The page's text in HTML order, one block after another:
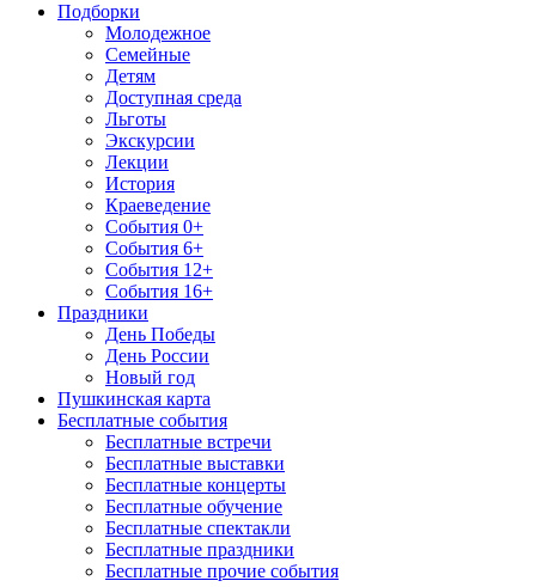
Подборки
Молодежное
Семейные
Детям
Доступная среда
Льготы
Экскурсии
Лекции
История
Краеведение
События 0+
События 6+
События 12+
События 16+
Праздники
День Победы
День России
Новый год
Пушкинская карта
Бесплатные события
Бесплатные встречи
Бесплатные выставки
Бесплатные концерты
Бесплатные обучение
Бесплатные спектакли
Бесплатные праздники
Бесплатные прочие события